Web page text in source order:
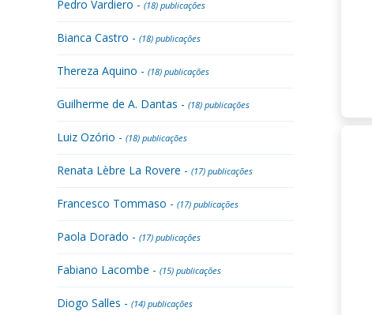
Pedro Vardiero - (18) publicações
Bianca Castro - (18) publicações
Thereza Aquino - (18) publicações
Guilherme de A. Dantas - (18) publicações
Luiz Ozório - (18) publicações
Renata Lèbre La Rovere - (17) publicações
Francesco Tommaso - (17) publicações
Paola Dorado - (17) publicações
Fabiano Lacombe - (15) publicações
Diogo Salles - (14) publicações